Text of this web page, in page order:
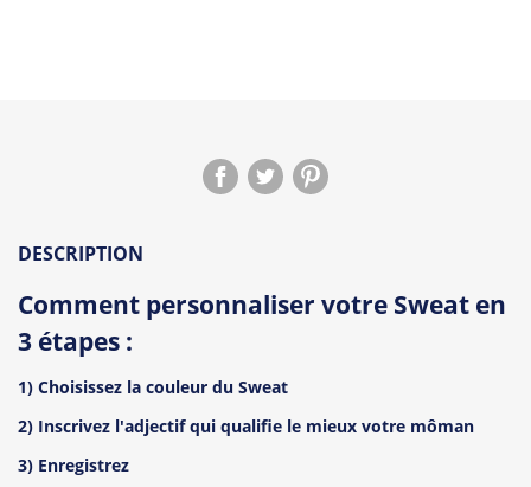
DESCRIPTION
Comment personnaliser votre Sweat en
3 étapes :
1) Choisissez la couleur du Sweat
2) Inscrivez l'adjectif qui qualifie le mieux votre môman
3) Enregistrez